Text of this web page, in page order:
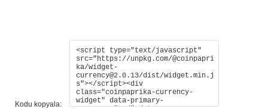
Kodu kopyala: